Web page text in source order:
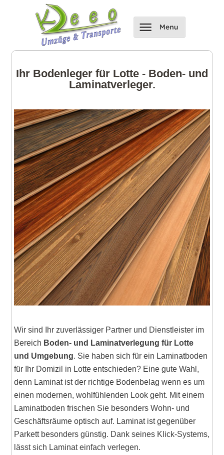
Ihr Bodenleger für Lotte - Boden- und
Laminatverleger.
Wir sind Ihr zuverlässiger Partner und Dienstleister im
Bereich Boden- und Laminatverlegung für Lotte
und Umgebung. Sie haben sich für ein Laminatboden
für Ihr Domizil in Lotte entschieden? Eine gute Wahl,
denn Laminat ist der richtige Bodenbelag wenn es um
einen modernen, wohlfühlenden Look geht. Mit einem
Laminatboden frischen Sie besonders Wohn- und
Geschäftsräume optisch auf. Laminat ist gegenüber
Parkett besonders günstig. Dank seines Klick-Systems,
lässt sich Laminat einfach verlegen.